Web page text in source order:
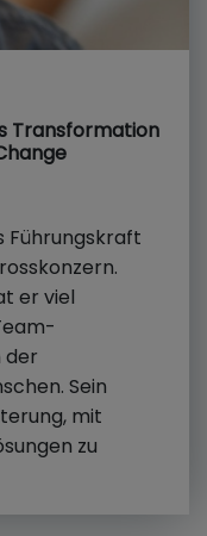
Transformation
Führungskraft
er viel
der
Sein
mit
zu